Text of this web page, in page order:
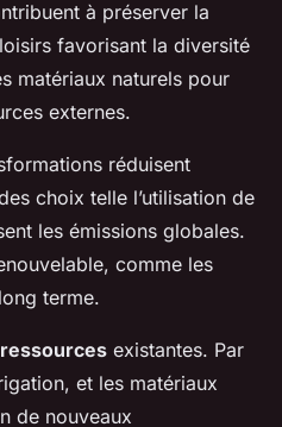
à préserver la
favorisant la diversité
matériaux naturels pour
externes.
réduisent
choix telle l’utilisation de
les émissions globales.
comme les
terme.
existantes. Par
et les matériaux
de nouveaux